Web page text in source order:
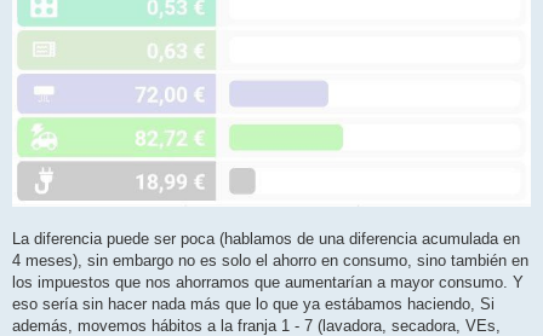
La diferencia puede ser poca (hablamos de una diferencia acumulada en
4 meses), sin embargo no es solo el ahorro en consumo, sino también en
los impuestos que nos ahorramos que aumentarían a mayor consumo. Y
eso sería sin hacer nada más que lo que ya estábamos haciendo, Si
además, movemos hábitos a la franja 1 - 7 (lavadora, secadora, VEs,